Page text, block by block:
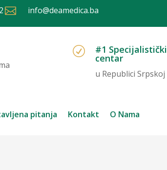
 info@deamedica.ba
R #1 Specijalistički
centar
u Republici Srpskoj
pitanja Kontakt O Nama